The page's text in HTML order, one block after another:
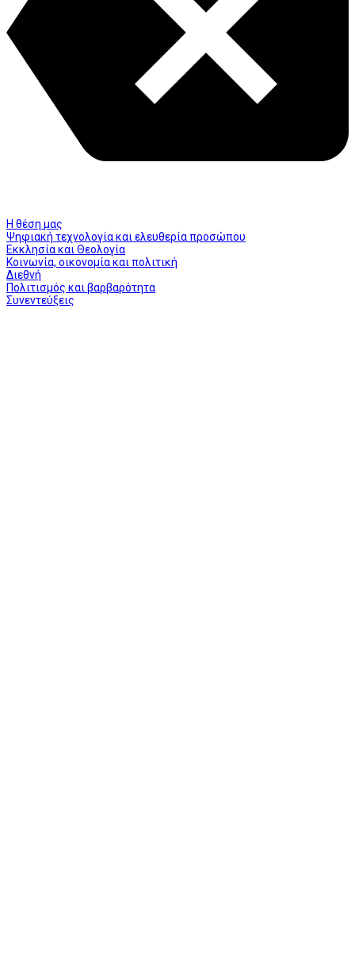
Η θέση μας
Ψηφιακή τεχνολογία και ελευθερία προσώπου
Εκκλησία και Θεολογία
Κοινωνία, οικονομία και πολιτική
Διεθνή
Πολιτισμός και βαρβαρότητα
Συνεντεύξεις